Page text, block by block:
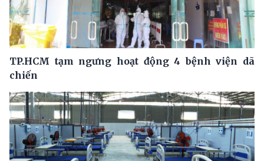
TP.HCM tạm ngưng hoạt động 4 bệnh viện dã
chiến